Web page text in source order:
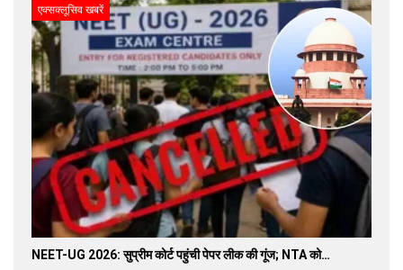
एक्सक्लूसिव खबरें
NEET-UG 2026: सुप्रीम कोर्ट पहुंची पेपर लीक की गूंज; NTA को…